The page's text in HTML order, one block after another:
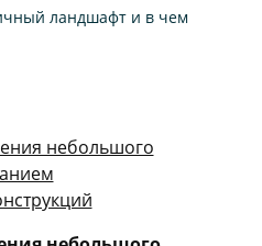
ландшафт и в чем